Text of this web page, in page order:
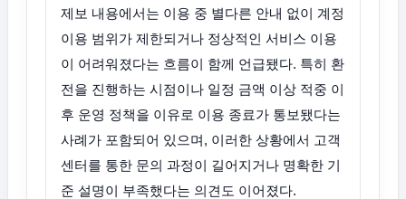
제보 내용에서는 이용 중 별다른 안내 없이 계정
이용 범위가 제한되거나 정상적인 서비스 이용
이 어려워졌다는 흐름이 함께 언급됐다. 특히 환
전을 진행하는 시점이나 일정 금액 이상 적중 이
후 운영 정책을 이유로 이용 종료가 통보됐다는
사례가 포함되어 있으며, 이러한 상황에서 고객
센터를 통한 문의 과정이 길어지거나 명확한 기
준 설명이 부족했다는 의견도 이어졌다.